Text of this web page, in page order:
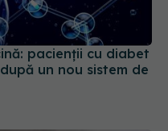
pacienții cu diabet
un nou sistem de